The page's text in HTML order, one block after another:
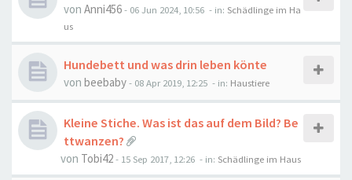
von Anni456- 06 Jun 2024, 10:56 - in: Schädlinge im Ha
us
Hundebett und was drin leben könte
von beebaby- 08 Apr 2019, 12:25 - in: Haustiere
Kleine Stiche. Was ist das auf dem Bild? Be
ttwanzen?
von Tobi42- 15 Sep 2017, 12:26 - in: Schädlinge im Haus